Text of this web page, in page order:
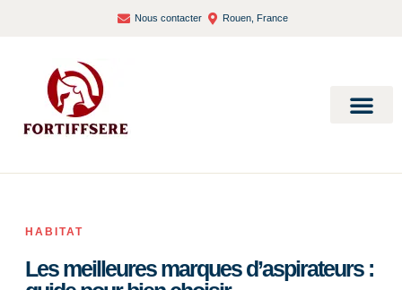
Nous contacter Rouen, France
HABITAT
Les meilleures marques d’aspirateurs :